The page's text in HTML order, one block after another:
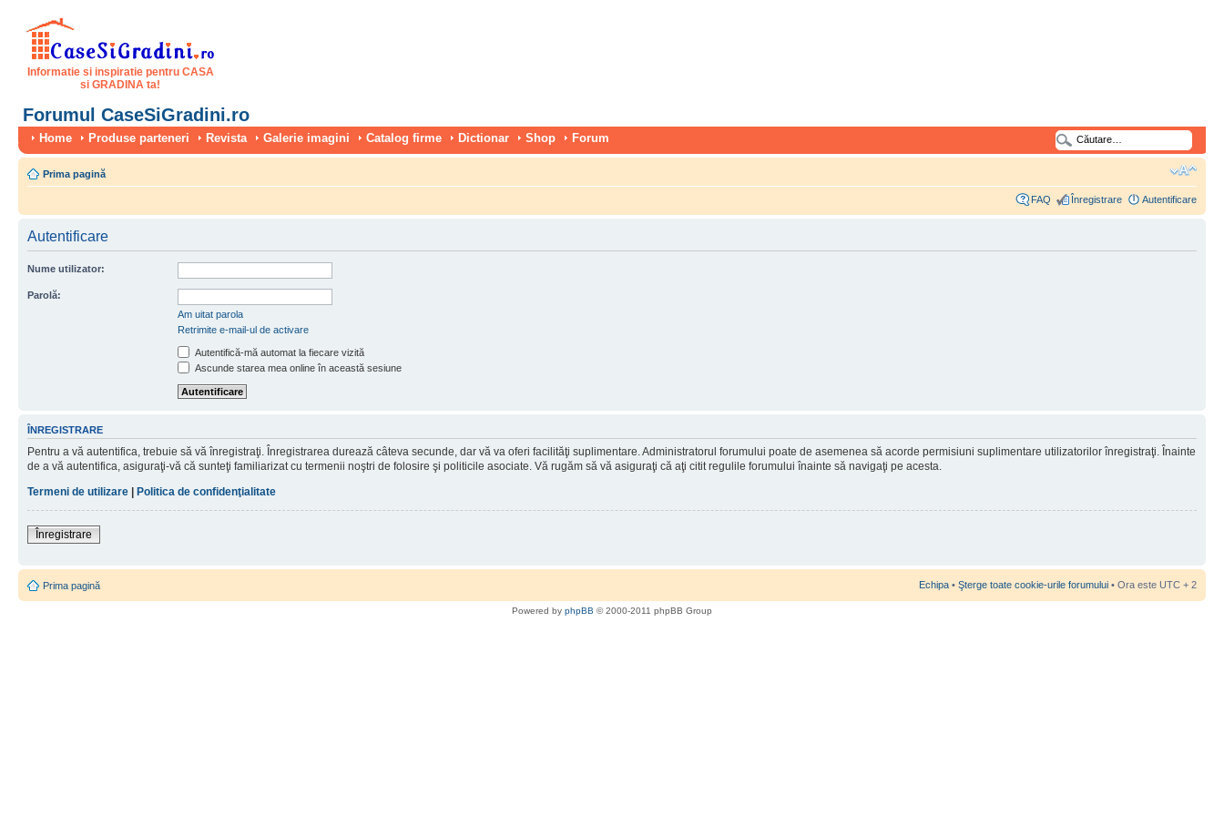
Informatie si inspiratie pentru CASA
si GRADINA ta!
Forumul CaseSiGradini.ro
Home Produse parteneri Revista Galerie imagini Catalog firme Dictionar Shop Forum
Prima pagină
FAQ Înregistrare Autentificare
Autentificare
Nume utilizator:
Parolă:
Am uitat parola
Retrimite e-mail-ul de activare
Autentifică-mă automat la fiecare vizită
Ascunde starea mea online în această sesiune
ÎNREGISTRARE
Pentru a vă autentifica, trebuie să vă înregistraţi. Înregistrarea durează câteva secunde, dar vă va oferi facilităţi suplimentare. Administratorul forumului poate de asemenea să acorde permisiuni suplimentare utilizatorilor înregistraţi. Înainte
de a vă autentifica, asiguraţi-vă că sunteţi familiarizat cu termenii noştri de folosire şi politicile asociate. Vă rugăm să vă asiguraţi că aţi citit regulile forumului înainte să navigaţi pe acesta.
Termeni de utilizare | Politica de confidenţialitate
Înregistrare
Prima pagină Echipa • Şterge toate cookie-urile forumului • Ora este UTC + 2
Powered by phpBB © 2000-2011 phpBB Group